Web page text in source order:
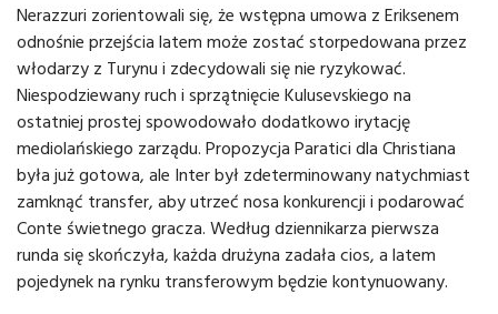
Nerazzuri zorientowali się, że wstępna umowa z Eriksenem
odnośnie przejścia latem może zostać storpedowana przez
włodarzy z Turynu i zdecydowali się nie ryzykować.
Niespodziewany ruch i sprzątnięcie Kulusevskiego na
ostatniej prostej spowodowało dodatkowo irytację
mediolańskiego zarządu. Propozycja Paratici dla Christiana
była już gotowa, ale Inter był zdeterminowany natychmiast
zamknąć transfer, aby utrzeć nosa konkurencji i podarować
Conte świetnego gracza. Według dziennikarza pierwsza
runda się skończyła, każda drużyna zadała cios, a latem
pojedynek na rynku transferowym będzie kontynuowany.